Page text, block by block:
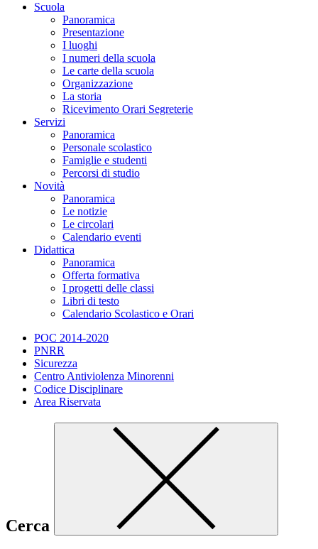
Scuola
Panoramica
Presentazione
I luoghi
I numeri della scuola
Le carte della scuola
Organizzazione
La storia
Ricevimento Orari Segreterie
Servizi
Panoramica
Personale scolastico
Famiglie e studenti
Percorsi di studio
Novità
Panoramica
Le notizie
Le circolari
Calendario eventi
Didattica
Panoramica
Offerta formativa
I progetti delle classi
Libri di testo
Calendario Scolastico e Orari
POC 2014-2020
PNRR
Sicurezza
Centro Antiviolenza Minorenni
Codice Disciplinare
Area Riservata
Cerca